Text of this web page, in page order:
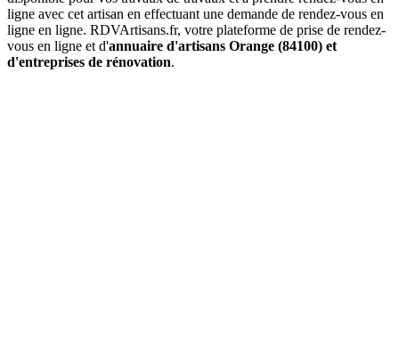
ligne avec cet artisan en effectuant une demande de rendez-vous en
ligne en ligne. RDVArtisans.fr, votre plateforme de prise de rendez-
vous en ligne et d'annuaire d'artisans Orange (84100) et
d'entreprises de rénovation.